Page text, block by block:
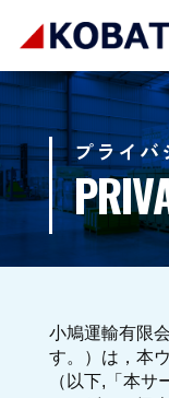
プライバ
小鳩運輸有限
す。）は，本
（以下,「本サ